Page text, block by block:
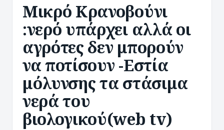
Μικρό Κρανοβούνι
:νερό υπάρχει αλλά οι
αγρότες δεν μπορούν
να ποτίσουν -Εστία
μόλυνσης τα στάσιμα
νερά του
βιολογικού(web tv)